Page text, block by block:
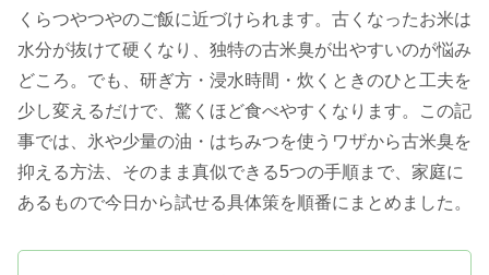
くらつやつやのご飯に近づけられます。古くなったお米は
水分が抜けて硬くなり、独特の古米臭が出やすいのが悩み
どころ。でも、研ぎ方・浸水時間・炊くときのひと工夫を
少し変えるだけで、驚くほど食べやすくなります。この記
事では、氷や少量の油・はちみつを使うワザから古米臭を
抑える方法、そのまま真似できる5つの手順まで、家庭に
あるもので今日から試せる具体策を順番にまとめました。